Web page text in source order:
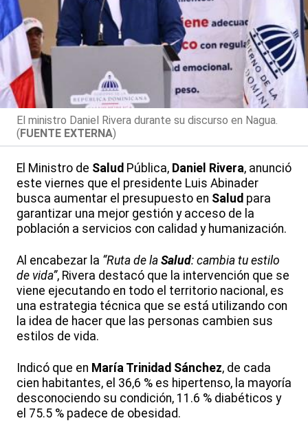
El ministro Daniel Rivera durante su discurso en Nagua.
(FUENTE EXTERNA)
El Ministro de Salud Pública, Daniel Rivera, anunció
este viernes que el presidente Luis Abinader
busca aumentar el presupuesto en Salud para
garantizar una mejor gestión y acceso de la
población a servicios con calidad y humanización.
Al encabezar la “Ruta de la Salud: cambia tu estilo
de vida”, Rivera destacó que la intervención que se
viene ejecutando en todo el territorio nacional, es
una estrategia técnica que se está utilizando con
la idea de hacer que las personas cambien sus
estilos de vida.
Indicó que en María Trinidad Sánchez, de cada
cien habitantes, el 36,6 % es hipertenso, la mayoría
desconociendo su condición, 11.6 % diabéticos y
el 75.5 % padece de obesidad.